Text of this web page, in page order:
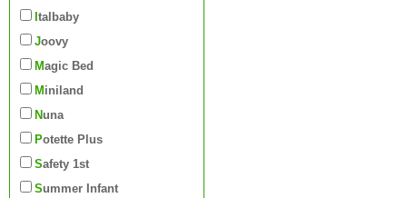
Italbaby
Joovy
Magic Bed
Miniland
Nuna
Potette Plus
Safety 1st
Summer Infant